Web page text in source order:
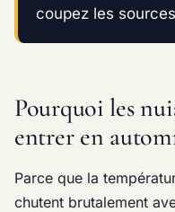
coupez les
Pourquoi les
entrer en
Parce que la
chutent brutalement